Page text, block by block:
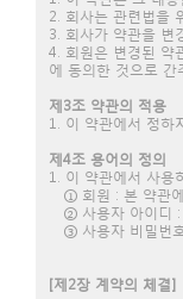
2. 회사는 관련법을
3. 회사가 약관을 변
4. 회원은 변경된 약
에 동의한 것으로 간
제3조 약관의 적용
1. 이 약관에서 정하
제4조 용어의 정의
1. 이 약관에서 사용
① 회원 : 본 약관에
② 사용자 아이디 :
③ 사용자 비밀번호
[제2장 계약의 체결]